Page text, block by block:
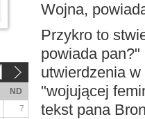
Wojna,
Przykro to
powiada pan?"
utwierdzenia
"wojującej
tekst pana
ND
7